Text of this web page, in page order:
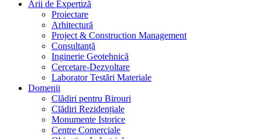
Arii de Expertiză
Proiectare
Arhitectură
Project & Construction Management
Consultanță
Inginerie Geotehnică
Cercetare-Dezvoltare
Laborator Testări Materiale
Domenii
Clădiri pentru Birouri
Clădiri Rezidențiale
Monumente Istorice
Centre Comerciale